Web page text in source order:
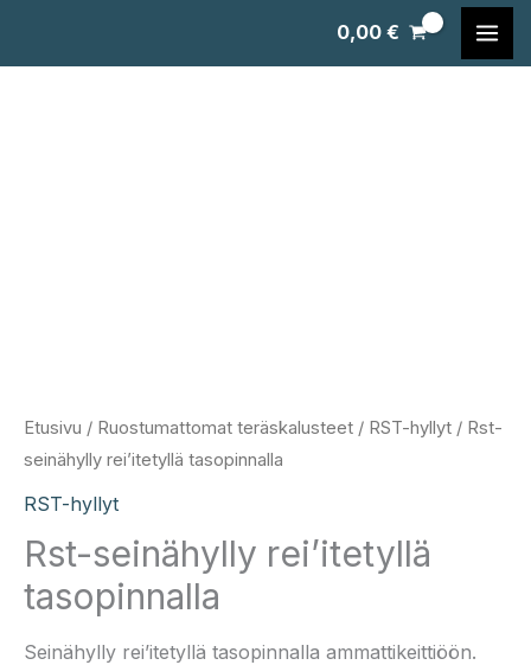
0,00€
Etusivu / Ruostumattomat teräskalusteet / RST-hyllyt / Rst-
seinähylly rei’itetyllä tasopinnalla
RST-hyllyt
Rst-seinähylly rei’itetyllä
tasopinnalla
Seinähylly rei’itetyllä tasopinnalla ammattikeittiöön.